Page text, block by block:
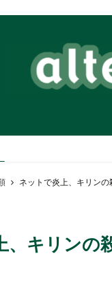
ネットで炎上、キリン
、キリンの